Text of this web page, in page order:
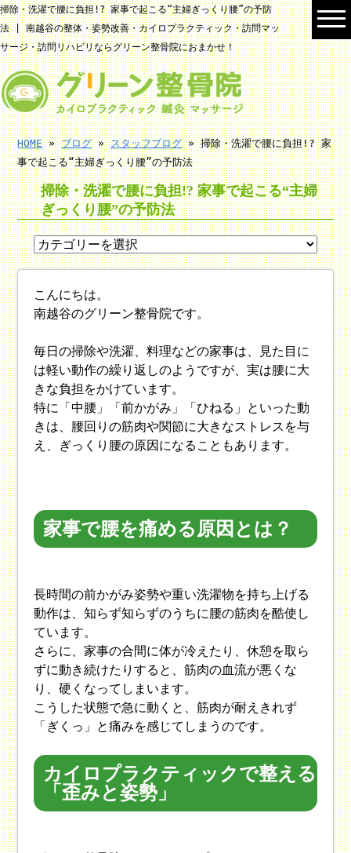
掃除・洗濯で腰に負担!? 家事で起こる“主婦ぎっくり腰”の予防
法 | 南越谷の整体・姿勢改善・カイロプラクティック・訪問マッ
サージ・訪問リハビリならグリーン整骨院におまかせ！
HOME»ブログ»スタッフブログ» 掃除・洗濯で腰に負担!? 家
事で起こる“主婦ぎっくり腰”の予防法
掃除・洗濯で腰に負担!? 家事で起こる“主婦
ぎっくり腰”の予防法
こんにちは。
南越谷のグリーン整骨院です。
毎日の掃除や洗濯、料理などの家事は、見た目に
は軽い動作の繰り返しのようですが、実は腰に大
きな負担をかけています。
特に「中腰」「前かがみ」「ひねる」といった動
きは、腰回りの筋肉や関節に大きなストレスを与
え、ぎっくり腰の原因になることもあります。
家事で腰を痛める原因とは？
長時間の前かがみ姿勢や重い洗濯物を持ち上げる
動作は、知らず知らずのうちに腰の筋肉を酷使し
ています。
さらに、家事の合間に体が冷えたり、休憩を取ら
ずに動き続けたりすると、筋肉の血流が悪くな
り、硬くなってしまいます。
こうした状態で急に動くと、筋肉が耐えきれず
「ぎくっ」と痛みを感じてしまうのです。
カイロプラクティックで整える
「歪みと姿勢」